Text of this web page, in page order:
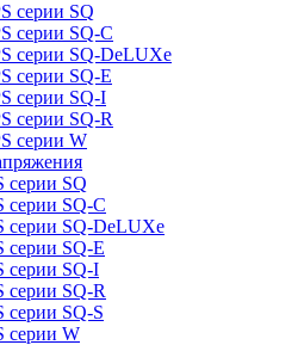
серии SQ
серии SQ-C
серии SQ-DeLUXe
серии SQ-E
серии SQ-I
серии SQ-R
серии W
серии SQ
серии SQ-C
серии SQ-DeLUXe
серии SQ-E
серии SQ-I
серии SQ-R
серии SQ-S
серии W